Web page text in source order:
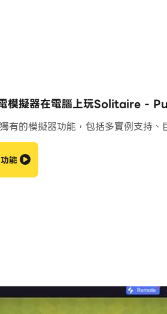
engaging gameplay
solitaire, puzzles, or relaxing
and start completing your first
模擬器在電腦上玩Solitaire -
有的模擬器功能，包括多實例支持
能